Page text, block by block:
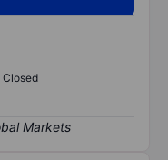
Closed